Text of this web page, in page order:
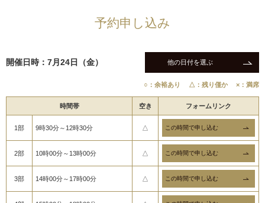
予約申し込み
開催日時：7月24日（金） 他の日付を選ぶ
○：余裕あり △：残り僅か ×：満席
時間帯 空き フォームリンク
1部 9時30分～12時30分 △
2部 10時00分～13時00分 △
3部 14時00分～17時00分 △